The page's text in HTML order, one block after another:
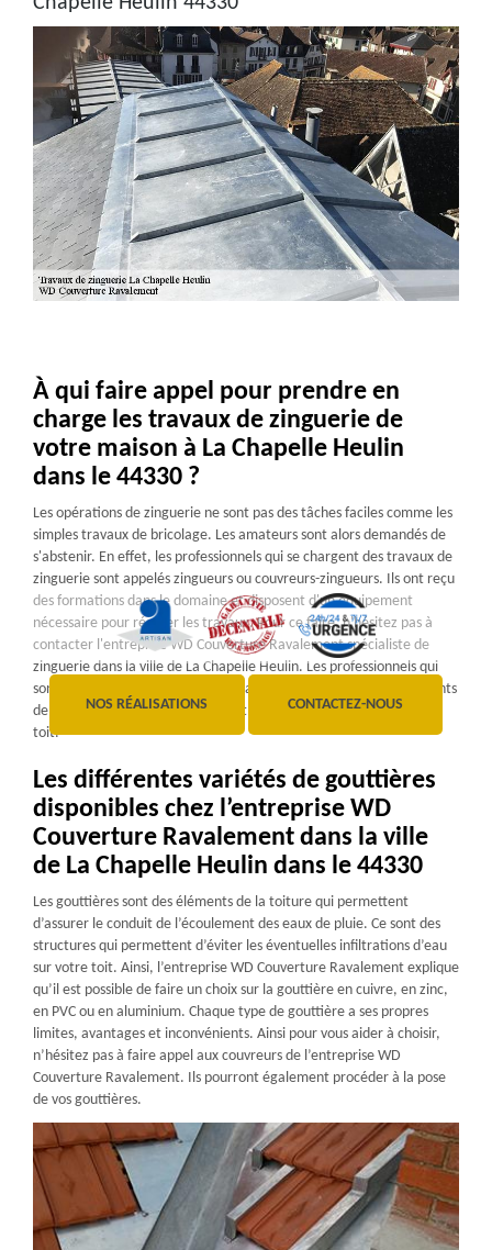
NOS RÉALISATIONS CONTACTEZ-NOUS
À qui faire appel pour prendre en
charge les travaux de zinguerie de
votre maison à La Chapelle Heulin
dans le 44330 ?
Les opérations de zinguerie ne sont pas des tâches faciles comme les
simples travaux de bricolage. Les amateurs sont alors demandés de
s'abstenir. En effet, les professionnels qui se chargent des travaux de
zinguerie sont appelés zingueurs ou couvreurs-zingueurs. Ils ont reçu
des formations dans le domaine et disposent d'un équipement
nécessaire pour réaliser les travaux. Pour ce faire, n'hésitez pas à
contacter l'entreprise WD Couverture Ravalement spécialiste de
zinguerie dans la ville de La Chapelle Heulin. Les professionnels qui
sont à sa disposition n'effectuent pas seulement la pose des éléments
de zinguerie, mais peut également réparer la couverture de votre
toit.
Les différentes variétés de gouttières
disponibles chez l’entreprise WD
Couverture Ravalement dans la ville
de La Chapelle Heulin dans le 44330
Les gouttières sont des éléments de la toiture qui permettent
d’assurer le conduit de l’écoulement des eaux de pluie. Ce sont des
structures qui permettent d’éviter les éventuelles infiltrations d’eau
sur votre toit. Ainsi, l’entreprise WD Couverture Ravalement explique
qu’il est possible de faire un choix sur la gouttière en cuivre, en zinc,
en PVC ou en aluminium. Chaque type de gouttière a ses propres
limites, avantages et inconvénients. Ainsi pour vous aider à choisir,
n’hésitez pas à faire appel aux couvreurs de l’entreprise WD
Couverture Ravalement. Ils pourront également procéder à la pose
de vos gouttières.